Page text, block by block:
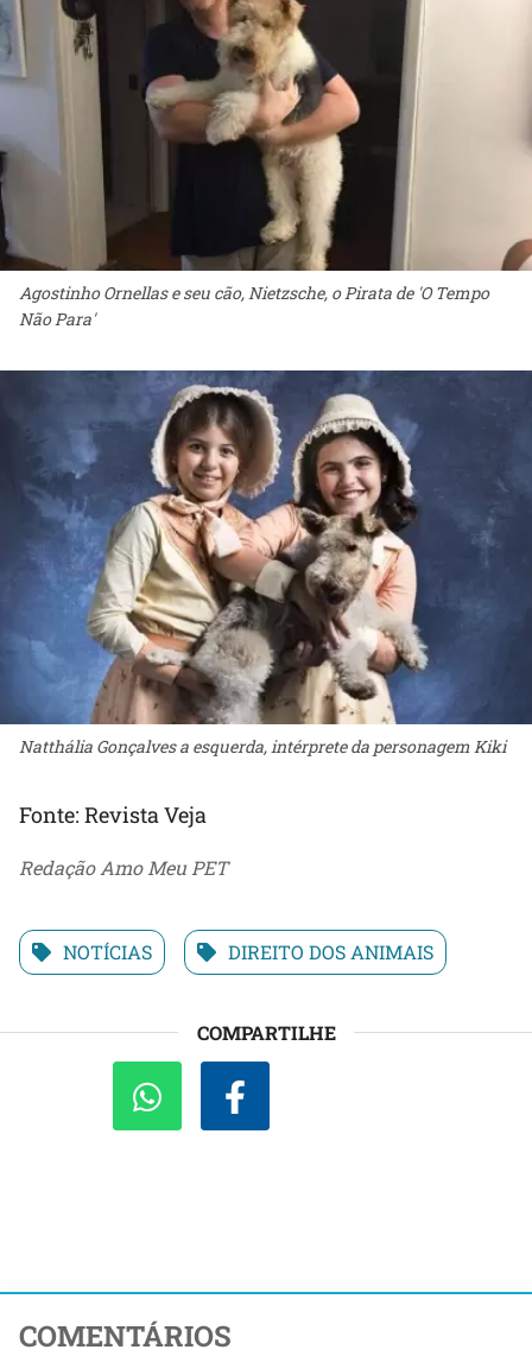
Agostinho Ornellas e seu cão, Nietzsche, o Pirata de 'O Tempo
Não Para'
Natthália Gonçalves a esquerda, intérprete da personagem Kiki
Fonte: Revista Veja
Redação Amo Meu PET
NOTÍCIAS DIREITO DOS ANIMAIS
COMPARTILHE
COMENTÁRIOS